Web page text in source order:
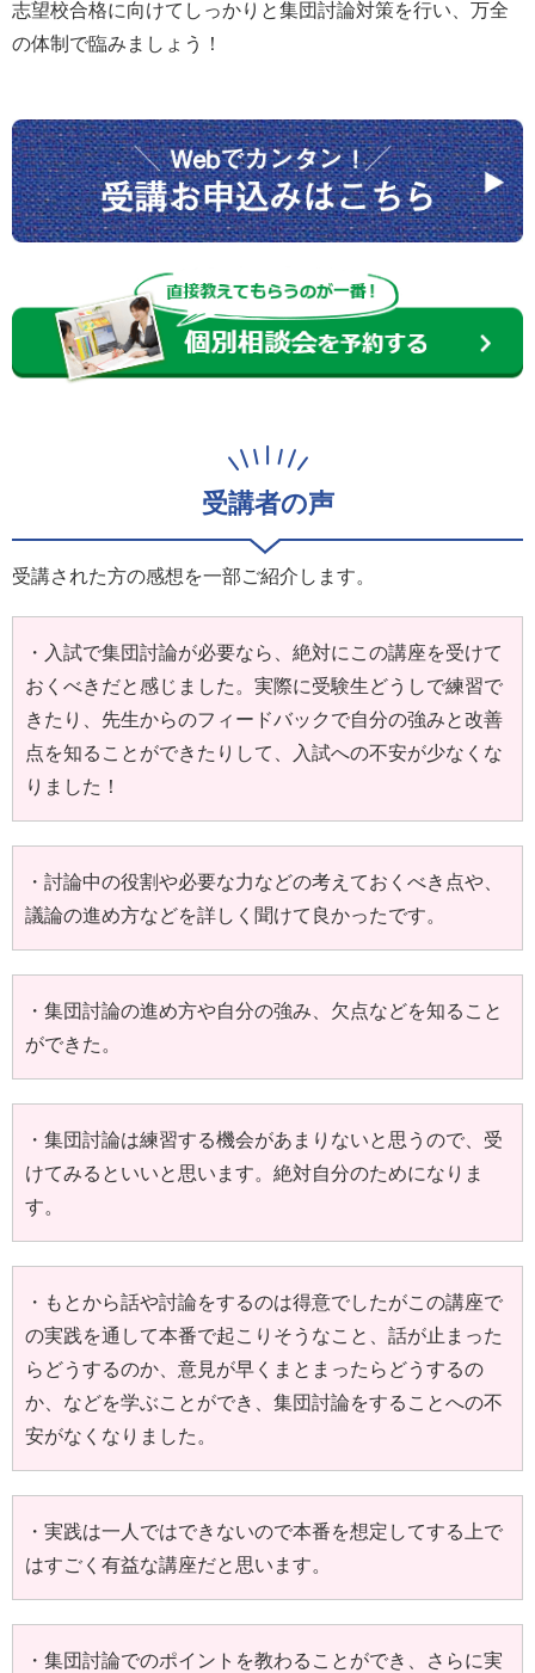
志望校合格に向けてしっかりと集団討論対策を行い、万全
の体制で臨みましょう！
受講者の声
受講された方の感想を一部ご紹介します。
・入試で集団討論が必要なら、絶対にこの講座を受けて
おくべきだと感じました。実際に受験生どうしで練習で
きたり、先生からのフィードバックで自分の強みと改善
点を知ることができたりして、入試への不安が少なくな
りました！
・討論中の役割や必要な力などの考えておくべき点や、
議論の進め方などを詳しく聞けて良かったです。
・集団討論の進め方や自分の強み、欠点などを知ること
ができた。
・集団討論は練習する機会があまりないと思うので、受
けてみるといいと思います。絶対自分のためになりま
す。
・もとから話や討論をするのは得意でしたがこの講座で
の実践を通して本番で起こりそうなこと、話が止まった
らどうするのか、意見が早くまとまったらどうするの
か、などを学ぶことができ、集団討論をすることへの不
安がなくなりました。
・実践は一人ではできないので本番を想定してする上で
はすごく有益な講座だと思います。
・集団討論でのポイントを教わることができ、さらに実